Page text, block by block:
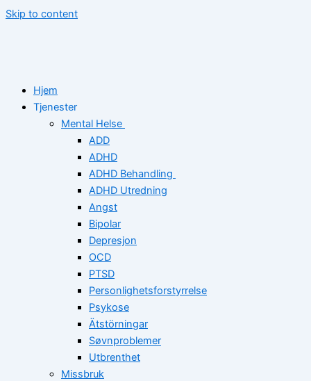
Skip to content
Hjem
Tjenester
Mental Helse
ADD
ADHD
ADHD Behandling
ADHD Utredning
Angst
Bipolar
Depresjon
OCD
PTSD
Personlighetsforstyrrelse
Psykose
Ätstörningar
Søvnproblemer
Utbrenthet
Missbruk